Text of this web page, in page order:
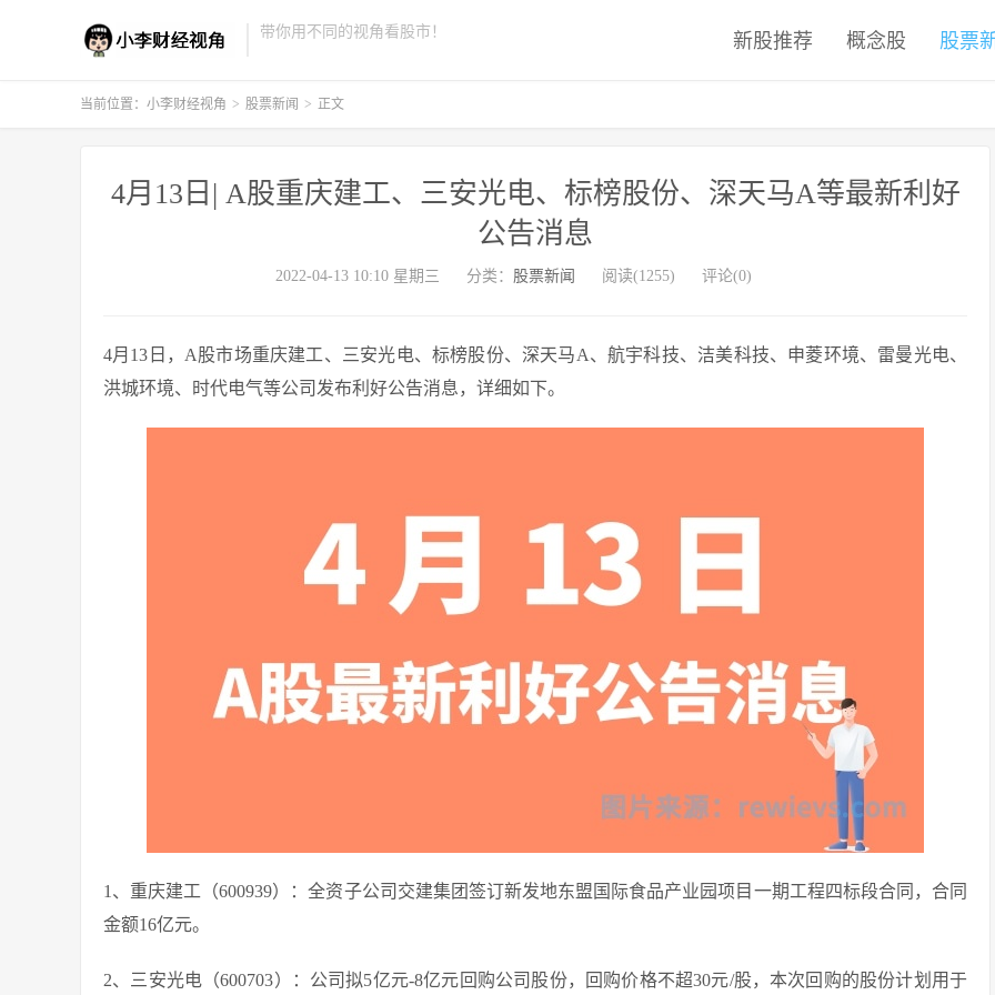
带你用不同的视角看股市！ 新股推荐 概念股 股票
当前位置： 小李财经视角 > 股票新闻 > 正文
4月13日| A股重庆建工、三安光电、标榜股份、深天马A等最新利好
公告消息
2022-04-13 10:10 星期三 分类： 股票新闻 阅读(1255) 评论(0)
4月13日，A股市场重庆建工、三安光电、标榜股份、深天马A、航宇科技、洁美科技、申菱环境、雷曼光电、
洪城环境、时代电气等公司发布利好公告消息，详细如下。
1、重庆建工（600939）：全资子公司交建集团签订新发地东盟国际食品产业园项目一期工程四标段合同，合同
金额16亿元。
2、三安光电（600703）：公司拟5亿元-8亿元回购公司股份，回购价格不超30元/股，本次回购的股份计划用于